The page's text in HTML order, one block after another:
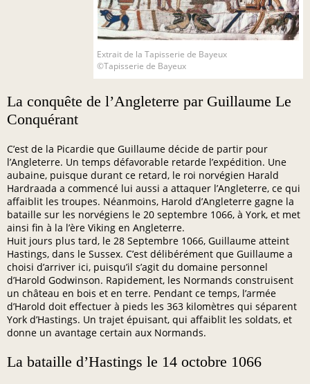
Extrait de la Tapisserie de Bayeux
©Tapisserie de Bayeux
La conquête de l’Angleterre par Guillaume Le
Conquérant
C’est de la Picardie que Guillaume décide de partir pour
l’Angleterre. Un temps défavorable retarde l’expédition. Une
aubaine, puisque durant ce retard, le roi norvégien Harald
Hardraada a commencé lui aussi a attaquer l’Angleterre, ce qui
affaiblit les troupes. Néanmoins, Harold d’Angleterre gagne la
bataille sur les norvégiens le 20 septembre 1066, à York, et met
ainsi fin à la l’ère Viking en Angleterre.
Huit jours plus tard, le 28 Septembre 1066, Guillaume atteint
Hastings, dans le Sussex. C’est délibérément que Guillaume a
choisi d’arriver ici, puisqu’il s’agit du domaine personnel
d’Harold Godwinson. Rapidement, les Normands construisent
un château en bois et en terre. Pendant ce temps, l’armée
d’Harold doit effectuer à pieds les 363 kilomètres qui séparent
York d’Hastings. Un trajet épuisant, qui affaiblit les soldats, et
donne un avantage certain aux Normands.
La bataille d’Hastings le 14 octobre 1066